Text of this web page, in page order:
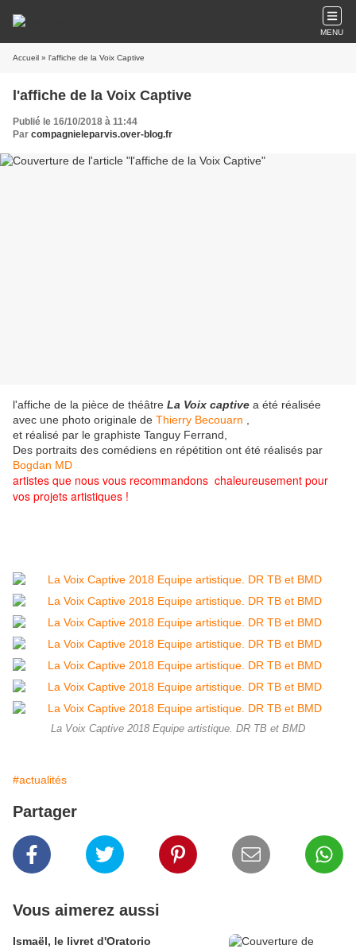
MENU
Accueil » l'affiche de la Voix Captive
l'affiche de la Voix Captive
Publié le 16/10/2018 à 11:44
Par compagnieleparvis.over-blog.fr
l'affiche de la pièce de théâtre La Voix captive a été réalisée
avec une photo originale de Thierry Becouarn
et réalisé par le graphiste Tanguy Ferrand,
Des portraits des comédiens en répétition ont été réalisés par
Bogdan MD
artistes que nous vous recommandons chaleureusement pour
vos projets artistiques !
La Voix Captive 2018 Equipe artistique. DR TB et BMD
#actualités
Partager
Vous aimerez aussi
Ismaël, le livret d'Oratorio